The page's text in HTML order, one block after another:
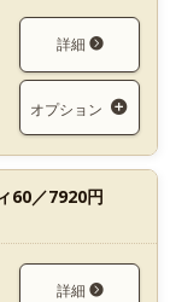
詳細
オプション
60／7920円
詳細